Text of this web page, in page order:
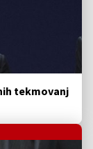
tekmovanj